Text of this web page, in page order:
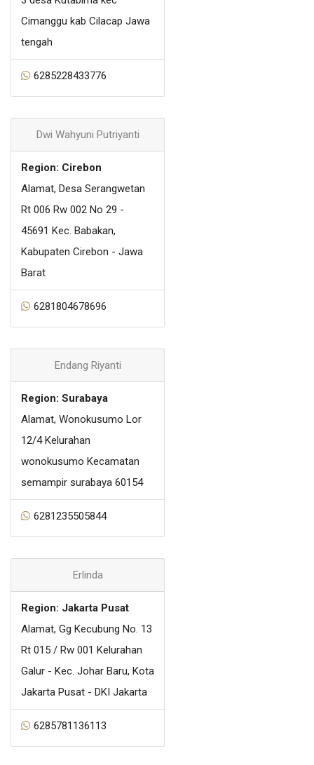
Cimanggu kab Cilacap Jawa
tengah
6285228433776
Dwi Wahyuni Putriyanti
Region: Cirebon
Alamat, Desa Serangwetan
Rt 006 Rw 002 No 29 -
45691 Kec. Babakan,
Kabupaten Cirebon - Jawa
Barat
6281804678696
Endang Riyanti
Region: Surabaya
Alamat, Wonokusumo Lor
12/4 Kelurahan
wonokusumo Kecamatan
semampir surabaya 60154
6281235505844
Erlinda
Region: Jakarta Pusat
Alamat, Gg Kecubung No. 13
Rt 015 / Rw 001 Kelurahan
Galur - Kec. Johar Baru, Kota
Jakarta Pusat - DKI Jakarta
6285781136113